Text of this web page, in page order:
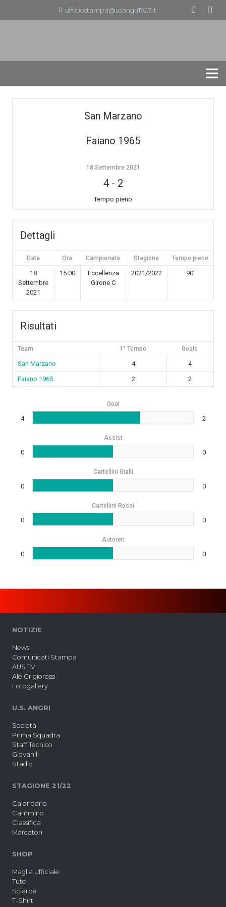
ufficiostampa@usangri1927.it
San Marzano
Faiano 1965
18 Settembre 2021
4- 2
Tempo pieno
Dettagli
Data Ora Campionato Stagione Tempo pieno
18
Settembre
2021
15:00
Eccellenza
Girone C
2021/2022 90'
Risultati
Team 1° Tempo Goals
San Marzano 4
4
Faiano 1965
2 2
Goal
4 2
Assist
0 0
Cartellini Gialli
0 0
Cartellini Rossi
0 0
Autoreti
0 0
NOTIZIE
News
Comunicati Stampa
AUS TV
Alè Grigiorossi
Fotogallery
U.S. ANGRI
Società
Prima Squadra
Staff Tecnico
Giovanili
Stadio
STAGIONE 21/22
Calendario
Cammino
Classifica
Marcatori
SHOP
Maglia Ufficiale
Tute
Sciarpe
T-Shirt